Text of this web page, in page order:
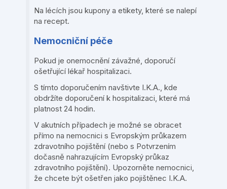
Na lécích jsou kupony a etikety, které se nalepí
na recept.
Nemocniční péče
Pokud je onemocnění závažné, doporučí
ošetřující lékař hospitalizaci.
S tímto doporučením navštivte I.K.A., kde
obdržíte doporučení k hospitalizaci, které má
platnost 24 hodin.
V akutních případech je možné se obracet
přímo na nemocnici s Evropským průkazem
zdravotního pojištění (nebo s Potvrzením
dočasně nahrazujícím Evropský průkaz
zdravotního pojištění). Upozorněte nemocnici,
že chcete být ošetřen jako pojištěnec I.K.A.